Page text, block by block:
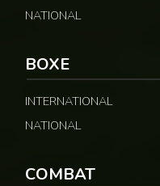
NATIONAL
BOXE
INTERNATIONAL
NATIONAL
COMBAT